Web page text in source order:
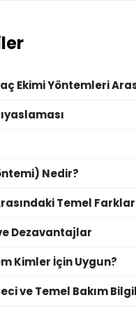
Ekimi Yöntemleri
Nedir?
Temel Farklar
Dezavantajlar
Kimler İçin Uygun?
ve Temel Bakım